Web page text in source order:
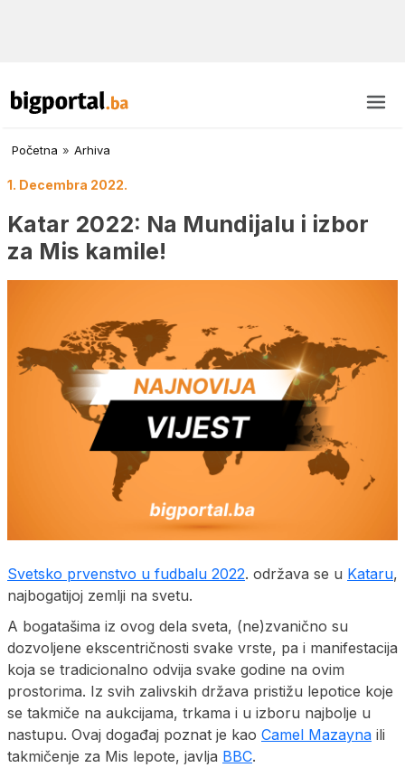
Početna » Arhiva
1. Decembra 2022.
Katar 2022: Na Mundijalu i izbor
za Mis kamile!
Svetsko prvenstvo u fudbalu 2022. održava se u Kataru,
najbogatijoj zemlji na svetu.
A bogatašima iz ovog dela sveta, (ne)zvanično su
dozvoljene ekscentričnosti svake vrste, pa i manifestacija
koja se tradicionalno odvija svake godine na ovim
prostorima. Iz svih zalivskih država pristižu lepotice koje
se takmiče na aukcijama, trkama i u izboru najbolje u
nastupu. Ovaj događaj poznat je kao Camel Mazayna ili
takmičenje za Mis lepote, javlja BBC.